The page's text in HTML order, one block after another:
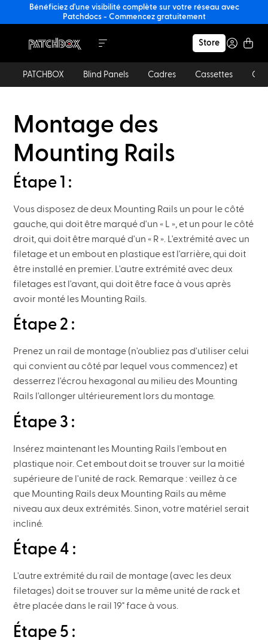
Bénéficiez d'une visibilité complète sur votre réseau avec
Patchdocs - Commencez gratuitement
Store
PATCHBOX Blind Panels Cadres Cassettes
Montage des
Mounting Rails
Étape 1 :
Vous disposez de deux Mounting Rails un pour le côté
gauche, qui doit être marqué d'un « L », et un pour le côté
droit, qui doit être marqué d'un « R ». L'extrémité avec un
filetage et un embout en plastique est l'arrière, qui doit
être installé en premier. L'autre extrémité avec deux
filetages est l'avant, qui doit être face à vous après
avoir monté les Mounting Rails.
Étape 2 :
Prenez un rail de montage (n'oubliez pas d'utiliser celui
qui convient au côté par lequel vous commencez) et
desserrez l'écrou hexagonal au milieu des Mounting
Rails l'allonger ultérieurement lors du montage.
Étape 3 :
Insérez maintenant les Mounting Rails l'embout en
plastique noir. Cet embout doit se trouver sur la moitié
supérieure de l'unité de rack. Remarque : veillez à ce
que Mounting Rails deux Mounting Rails au même
niveau aux deux extrémités. Sinon, votre matériel serait
incliné.
Étape 4 :
L'autre extrémité du rail de montage (avec les deux
filetages) doit se trouver sur la même unité de rack et
être placée dans le rail 19" face à vous.
Étape 5 :